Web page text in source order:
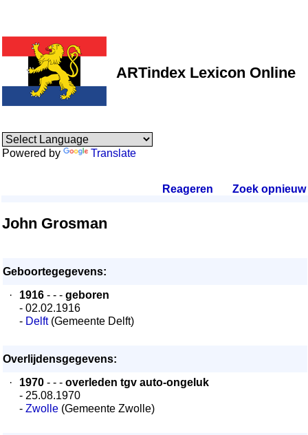
ARTindex Lexicon Online
Powered by Translate
Reageren Zoek opnieuw.
John Grosman
Geboortegegevens:
·
1916 - - - geboren
- 02.02.1916
- Delft(Gemeente Delft)
Overlijdensgegevens:
·
1970 - - - overleden tgv auto-ongeluk
- 25.08.1970
- Zwolle (Gemeente Zwolle)